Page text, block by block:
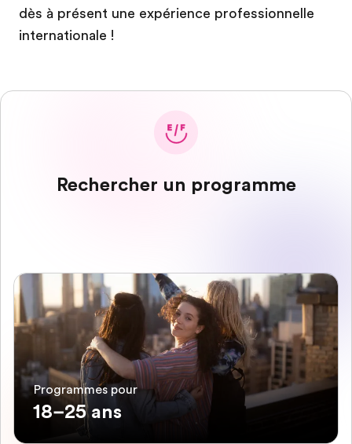
dès à présent une expérience professionnelle
internationale !
Rechercher un programme
Programmes pour
18–25 ans